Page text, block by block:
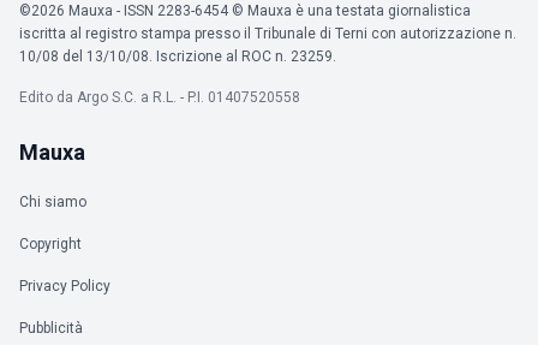
©2026 Mauxa - ISSN 2283-6454 © Mauxa è una testata giornalistica
iscritta al registro stampa presso il Tribunale di Terni con autorizzazione n.
10/08 del 13/10/08. Iscrizione al ROC n. 23259.
Edito da Argo S.C. a R.L. - P.I. 01407520558
Mauxa
Chi siamo
Copyright
Privacy Policy
Pubblicità